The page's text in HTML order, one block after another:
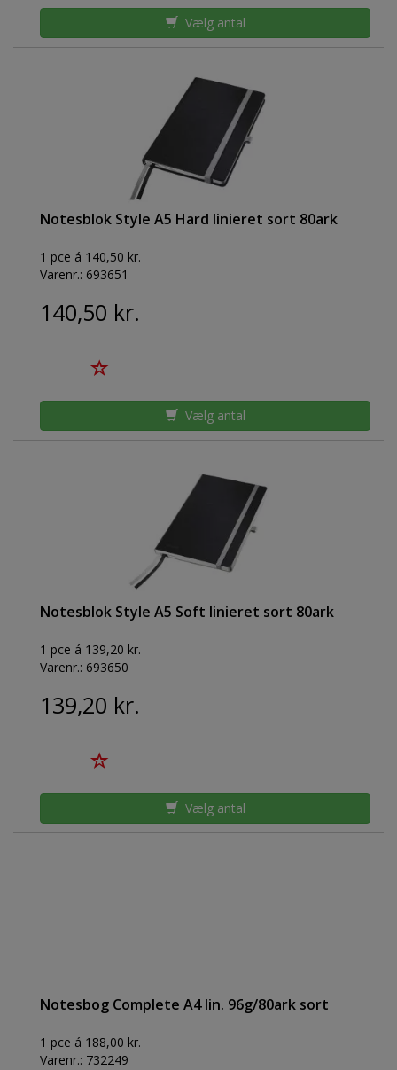
Vælg antal
Notesblok Style A5 Hard linieret sort 80ark
1 pce á 140,50 kr.
Varenr.: 693651
140,50 kr.
Vælg antal
Notesblok Style A5 Soft linieret sort 80ark
1 pce á 139,20 kr.
Varenr.: 693650
139,20 kr.
Vælg antal
Notesbog Complete A4 lin. 96g/80ark sort
1 pce á 188,00 kr.
Varenr.: 732249